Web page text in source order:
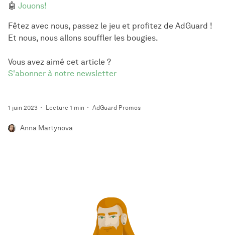
🤖 Jouons!
Fêtez avec nous, passez le jeu et profitez de AdGuard !
Et nous, nous allons souffler les bougies.
Vous avez aimé cet article ?
S'abonner à notre newsletter
1 juin 2023 Lecture 1 min AdGuard Promos
Anna Martynova